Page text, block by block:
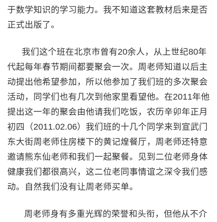
于数学知识的学习能力。我不知道这套教材后来是否
正式出版了。
我们这个班在北京市曾有20余人，从上世纪80年
代起每年春节期间都要聚会一次。周老师知道以后主
动提出他希望参加，所以他参加了我们班的多次聚会
活动，同学们也有几次到他家里看望他。在2011年他
提出这一年的聚会由他请我们吃饭，农历辛卯年正月
初四（2011.02.06）我们班的十几个同学来到宣武门
东大街周老师住房楼下的黄记煌餐厅，周老师还特意
邀请熊东仙老师和我们一起聚餐。见到二位老师身体
健康我们都很高兴，这二位老同事情谊之深令我们感
动。自然我们没有让周老师买单。
周老师身有多重光辉的荣誉和头衔，但他从不介